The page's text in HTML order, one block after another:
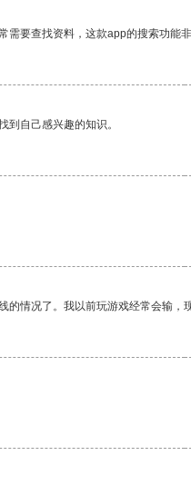
要查找资料，这款app的搜索功能
自己感兴趣的知识。
情况了。我以前玩游戏经常会输，